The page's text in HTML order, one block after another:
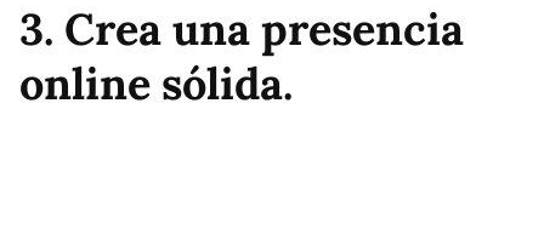
3. Crea una presencia
online sólida.